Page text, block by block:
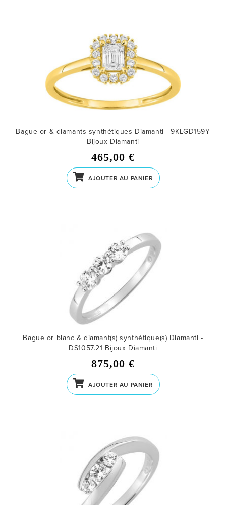
Bague or & diamants synthétiques Diamanti - 9KLGD159Y
Bijoux Diamanti
465,00 €
AJOUTER AU PANIER
Bague or blanc & diamant(s) synthétique(s) Diamanti -
DS1057.21 Bijoux Diamanti
875,00 €
AJOUTER AU PANIER